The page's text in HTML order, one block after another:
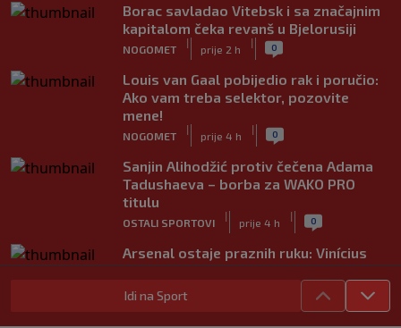
Borac savladao Vitebsk i sa značajnim
kapitalom čeka revanš u Bjelorusiji
NOGOMET
|
prije 2 h
| 0
Louis van Gaal pobijedio rak i poručio:
Ako vam treba selektor, pozovite
mene!
NOGOMET
|
prije 4 h
| 0
Sanjin Alihodžić protiv čečena Adama
Tadushaeva – borba za WAKO PRO
titulu
OSTALI SPORTOVI
|
prije 4 h
| 0
Arsenal ostaje praznih ruku: Vinícius
Júnior i Real Madrid postigli dogovor
NOGOMET
Idi na Sport